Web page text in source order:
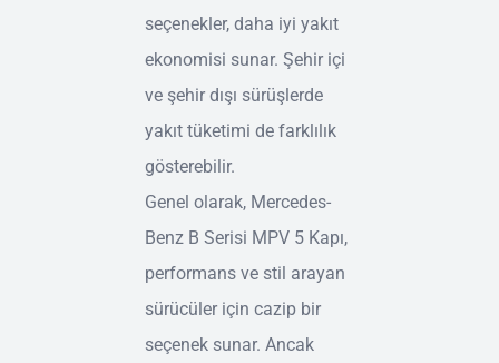
seçenekler, daha iyi yakıt
ekonomisi sunar. Şehir içi
ve şehir dışı sürüşlerde
yakıt tüketimi de farklılık
gösterebilir.
Genel olarak, Mercedes-
Benz B Serisi MPV 5 Kapı,
performans ve stil arayan
sürücüler için cazip bir
seçenek sunar. Ancak